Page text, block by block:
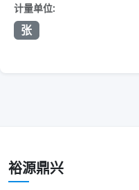
计量单位:
张
裕源鼎兴